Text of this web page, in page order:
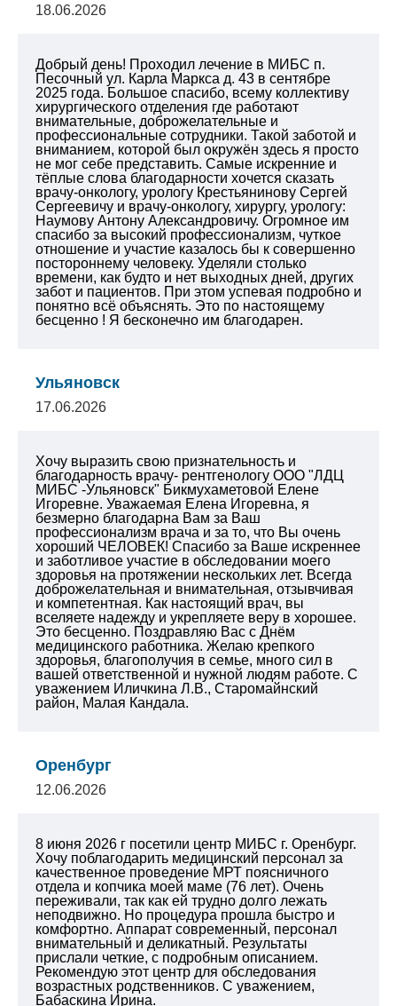
18.06.2026
Добрый день! Проходил лечение в МИБС п.
Песочный ул. Карла Маркса д. 43 в сентябре
2025 года. Большое спасибо, всему коллективу
хирургического отделения где работают
внимательные, доброжелательные и
профессиональные сотрудники. Такой заботой и
вниманием, которой был окружён здесь я просто
не мог себе представить. Самые искренние и
тёплые слова благодарности хочется сказать
врачу-онкологу, урологу Крестьянинову Сергей
Сергеевичу и врачу-онкологу, хирургу, урологу:
Наумову Антону Александровичу. Огромное им
спасибо за высокий профессионализм, чуткое
отношение и участие казалось бы к совершенно
постороннему человеку. Уделяли столько
времени, как будто и нет выходных дней, других
забот и пациентов. При этом успевая подробно и
понятно всё объяснять. Это по настоящему
бесценно ! Я бесконечно им благодарен.
Ульяновск
17.06.2026
Хочу выразить свою признательность и
благодарность врачу- рентгенологу ООО "ЛДЦ
МИБС -Ульяновск" Бикмухаметовой Елене
Игоревне. Уважаемая Елена Игоревна, я
безмерно благодарна Вам за Ваш
профессионализм врача и за то, что Вы очень
хороший ЧЕЛОВЕК! Спасибо за Ваше искреннее
и заботливое участие в обследовании моего
здоровья на протяжении нескольких лет. Всегда
доброжелательная и внимательная, отзывчивая
и компетентная. Как настоящий врач, вы
вселяете надежду и укрепляете веру в хорошее.
Это бесценно. Поздравляю Вас с Днём
медицинского работника. Желаю крепкого
здоровья, благополучия в семье, много сил в
вашей ответственной и нужной людям работе. С
уважением Иличкина Л.В., Старомайнский
район, Малая Кандала.
Оренбург
12.06.2026
8 июня 2026 г посетили центр МИБС г. Оренбург.
Хочу поблагодарить медицинский персонал за
качественное проведение МРТ поясничного
отдела и копчика моей маме (76 лет). Очень
переживали, так как ей трудно долго лежать
неподвижно. Но процедура прошла быстро и
комфортно. Аппарат современный, персонал
внимательный и деликатный. Результаты
прислали четкие, с подробным описанием.
Рекомендую этот центр для обследования
возрастных родственников. С уважением,
Бабаскина Ирина.